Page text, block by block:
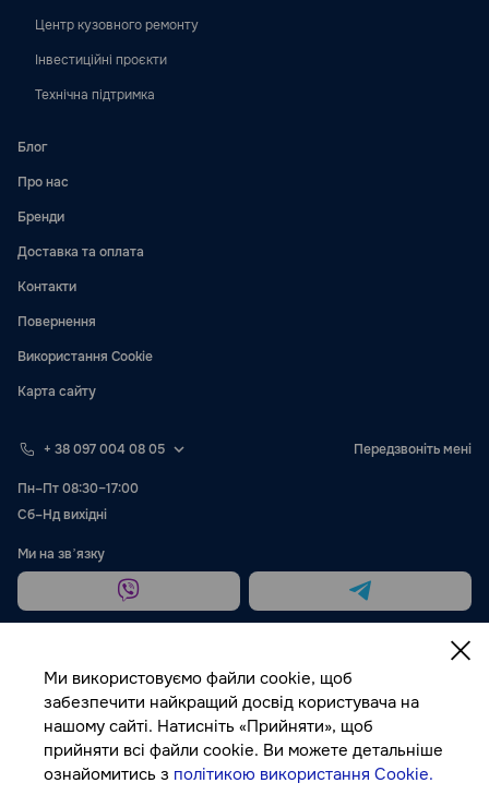
Центр кузовного ремонту
Інвестиційні проєкти
Технічна підтримка
Блог
Про нас
Бренди
Доставка та оплата
Контакти
Повернення
Використання Cookie
Карта сайту
+ 38 097 004 08 05 Передзвоніть мені
Пн–Пт 08:30–17:00
Сб–Нд вихідні
Ми на звʼязку
© Autocolor, 2026
Публічна оферта
Ми використовуємо файли cookie, щоб
забезпечити найкращий досвід користувача на
нашому сайті. Натисніть «Прийняти», щоб
прийняти всі файли cookie. Ви можете детальніше
ознайомитись з політикою використання Cookie.